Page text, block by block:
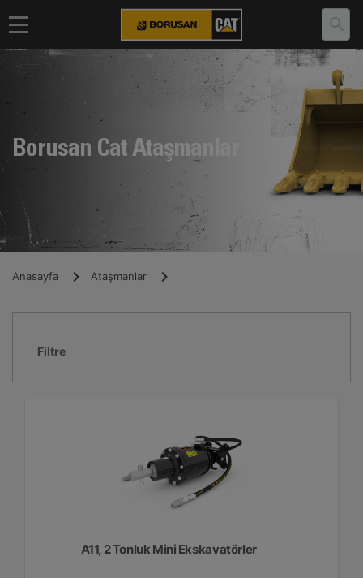
Borusan Cat Ataşmanlar
Anasayfa Ataşmanlar
Filtre
A11, 2 Tonluk Mini Ekskavatörler